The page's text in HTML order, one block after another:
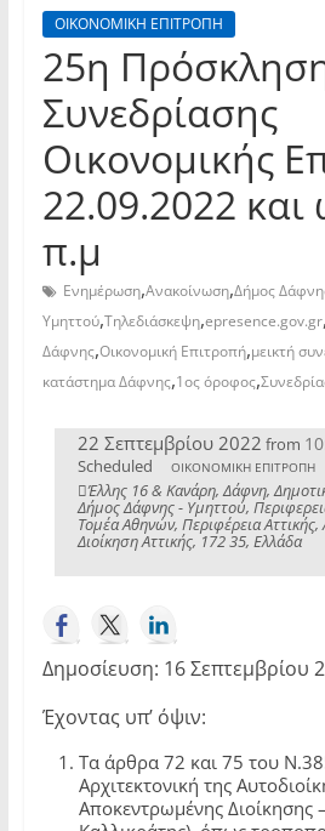
ΟΙΚΟΝΟΜΙΚΗ ΕΠΙΤΡΟΠΗ
25η
Συνεδρίασης
Οικονομικής
22.09.2022
π.μ
Ενημέρωση,Ανακοίνωση,Δήμος
Υμηττού,Τηλεδιάσκεψη,epresence.gov.gr,
Δάφνης,Οικονομική Επιτροπή,μεικτή
κατάστημα Δάφνης,1ος όροφος,
22 Σεπτεμβρίου 2022 from
Scheduled ΟΙΚΟΝΟΜΙΚΗ ΕΠΙΤΡΟΠΗ
Έλλης 16 & Κανάρη, Δάφνη,
Δήμος Δάφνης - Υμηττού,
Τομέα Αθηνών, Περιφέρεια
Διοίκηση Αττικής, 172 35, Ελλάδα
Δημοσίευση: 16 Σεπτεμβρίου
Έχοντας υπ’ όψιν:
Τα άρθρα 72 και 75 του
Αρχιτεκτονική της
Αποκεντρωμένης Διοίκησης